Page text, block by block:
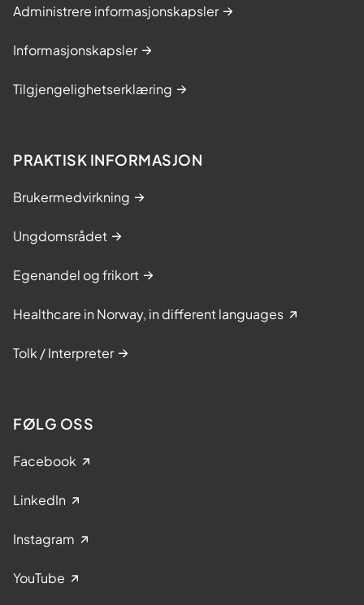
Administrere informasjonskapsler
Informasjonskapsler
Tilgjengelighetserklæring
PRAKTISK INFORMASJON
Brukermedvirkning
Ungdomsrådet
Egenandel og frikort
Healthcare in Norway, in different languages
Tolk / Interpreter
FØLG OSS
Facebook
LinkedIn
Instagram
YouTube